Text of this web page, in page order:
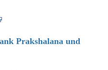
Prakshalana und